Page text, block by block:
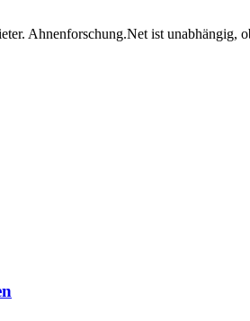
Ahnenforschung.Net ist unabhängig,